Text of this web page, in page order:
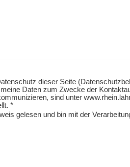
dieser Seite
Daten zum Zwecke der
sind unter
*
gelesen und bin mit der